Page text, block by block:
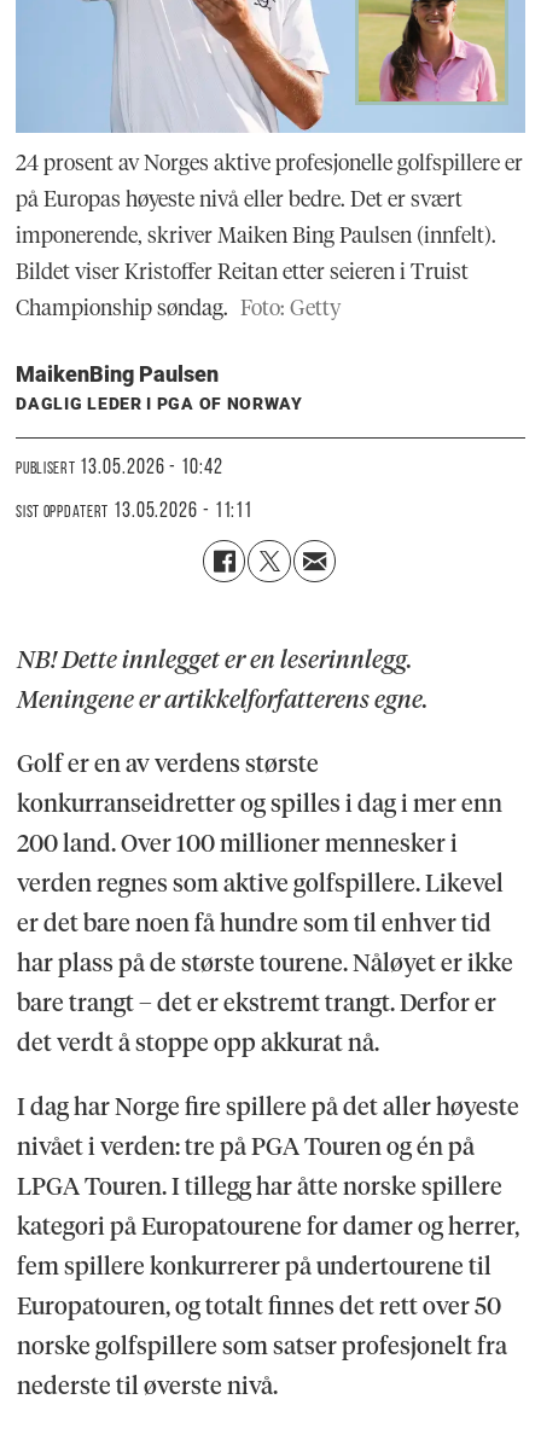
24 prosent av Norges aktive profesjonelle golfspillere er
på Europas høyeste nivå eller bedre. Det er svært
imponerende, skriver Maiken Bing Paulsen (innfelt).
Bildet viser Kristoffer Reitan etter seieren i Truist
Championship søndag. Foto: Getty
MaikenBing Paulsen
DAGLIG LEDER I PGA OF NORWAY
PUBLISERT 13.05.2026 - 10:42
SIST OPPDATERT 13.05.2026 - 11:11
NB! Dette innlegget er en leserinnlegg.
Meningene er artikkelforfatterens egne.
Golf er en av verdens største
konkurranseidretter og spilles i dag i mer enn
200 land. Over 100 millioner mennesker i
verden regnes som aktive golfspillere. Likevel
er det bare noen få hundre som til enhver tid
har plass på de største tourene. Nåløyet er ikke
bare trangt – det er ekstremt trangt. Derfor er
det verdt å stoppe opp akkurat nå.
I dag har Norge fire spillere på det aller høyeste
nivået i verden: tre på PGA Touren og én på
LPGA Touren. I tillegg har åtte norske spillere
kategori på Europatourene for damer og herrer,
fem spillere konkurrerer på undertourene til
Europatouren, og totalt finnes det rett over 50
norske golfspillere som satser profesjonelt fra
nederste til øverste nivå.